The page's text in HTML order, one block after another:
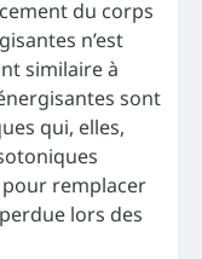
du corps
n’est
similaire à
sont
qui, elles,
remplacer
lors des